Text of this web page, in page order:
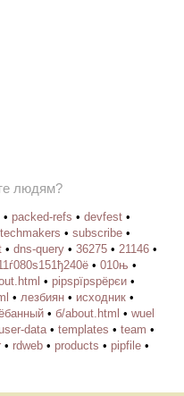
людям?
• packed-refs • devfest •
• subscribe •
• dns-query • 36275 • 21146 •
• 010њ •
• рірѕрїрѕрёрєи •
• лезбиян • исходник •
• б/about.html • wuel
data • templates • team •
• rdweb • products • pipfile •